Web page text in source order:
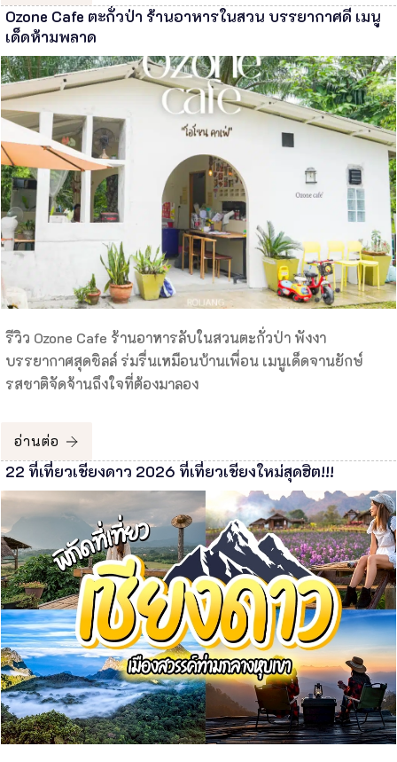
Ozone Cafe ตะกั่วป่า ร้านอาหารในสวน บรรยากาศดี เมนู
เด็ดห้ามพลาด
รีวิว Ozone Cafe ร้านอาหารลับในสวนตะกั่วป่า พังงา
บรรยากาศสุดชิลล์ ร่มรื่นเหมือนบ้านเพื่อน เมนูเด็ดจานยักษ์
รสชาติจัดจ้านถึงใจที่ต้องมาลอง
อ่านต่อ
22 ที่เที่ยวเชียงดาว 2026 ที่เที่ยวเชียงใหม่สุดฮิต!!!